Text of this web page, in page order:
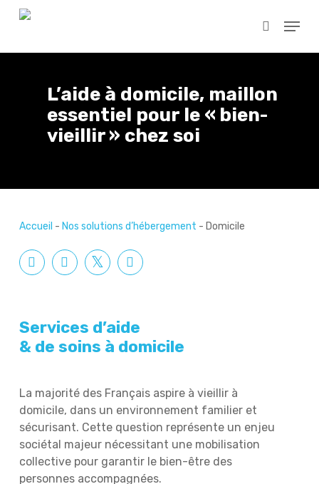
Skip
search
Menu
L’aide à domicile, maillon
essentiel pour le « bien-
vieillir » chez soi
Accueil - Nos solutions d’hébergement - Domicile
Services d’aide
& de soins à domicile
La majorité des Français aspire à vieillir à
domicile, dans un environnement familier et
sécurisant. Cette question représente un enjeu
sociétal majeur nécessitant une mobilisation
collective pour garantir le bien-être des
personnes accompagnées.